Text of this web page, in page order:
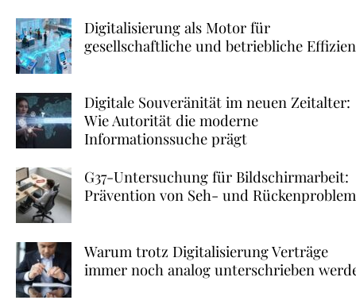
Digitalisierung als Motor für
gesellschaftliche und betriebliche
Digitale Souveränität im neuen Zeitalter:
Wie Autorität die moderne
Informationssuche prägt
G37-Untersuchung für Bildschirmarbeit:
Prävention von Seh- und
Warum trotz Digitalisierung Verträge
immer noch analog unterschrieben